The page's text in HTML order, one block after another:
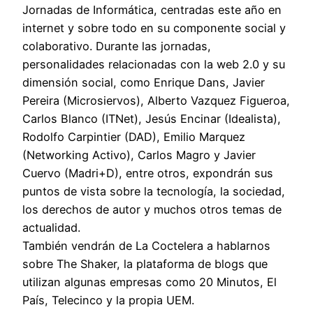
Jornadas de Informática, centradas este año en
internet y sobre todo en su componente social y
colaborativo. Durante las jornadas,
personalidades relacionadas con la web 2.0 y su
dimensión social, como Enrique Dans, Javier
Pereira (Microsiervos), Alberto Vazquez Figueroa,
Carlos Blanco (ITNet), Jesús Encinar (Idealista),
Rodolfo Carpintier (DAD), Emilio Marquez
(Networking Activo), Carlos Magro y Javier
Cuervo (Madri+D), entre otros, expondrán sus
puntos de vista sobre la tecnología, la sociedad,
los derechos de autor y muchos otros temas de
actualidad.
También vendrán de La Coctelera a hablarnos
sobre The Shaker, la plataforma de blogs que
utilizan algunas empresas como 20 Minutos, El
País, Telecinco y la propia UEM.